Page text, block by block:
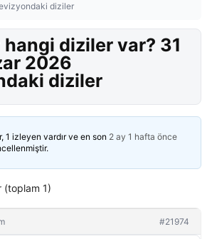
diziler
hangi diziler var? 31
2026
diziler
1 izleyen vardır ve en son 2 ay 1 hafta önce
(toplam 1)
#21974